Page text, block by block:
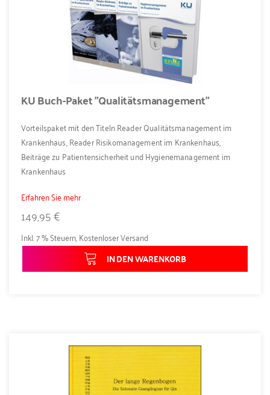
KU Buch-Paket "Qualitätsmanagement"
Vorteilspaket mit den Titeln Reader Qualitätsmanagement im
Krankenhaus, Reader Risikomanagement im Krankenhaus,
Beiträge zu Patientensicherheit und Hygienemanagement im
Krankenhaus
Erfahren Sie mehr
149,95 €
Inkl. 7 % Steuern,Kostenloser Versand
IN DEN WARENKORB